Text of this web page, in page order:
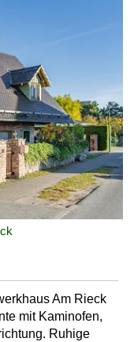
Am Rieck
mit Kaminofen,
Ruhige